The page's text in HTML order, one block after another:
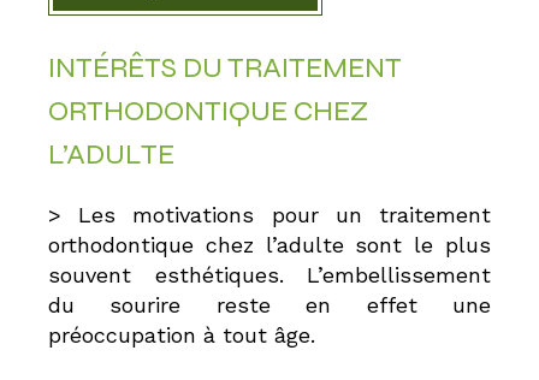
INTÉRÊTS DU TRAITEMENT
ORTHODONTIQUE CHEZ
L’ADULTE
> Les motivations pour un traitement
orthodontique chez l’adulte sont le plus
souvent esthétiques. L’embellissement
du sourire reste en effet une
préoccupation à tout âge.